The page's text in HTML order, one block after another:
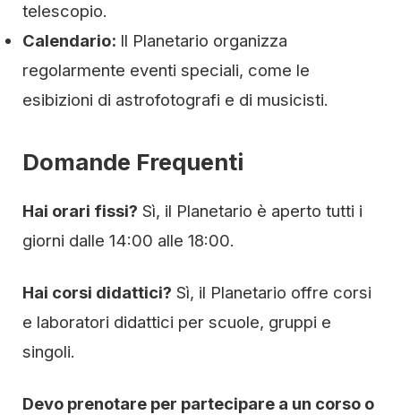
telescopio.
Calendario: Il Planetario organizza
regolarmente eventi speciali, come le
esibizioni di astrofotografi e di musicisti.
Domande Frequenti
Hai orari fissi? Sì, il Planetario è aperto tutti i
giorni dalle 14:00 alle 18:00.
Hai corsi didattici? Sì, il Planetario offre corsi
e laboratori didattici per scuole, gruppi e
singoli.
Devo prenotare per partecipare a un corso o